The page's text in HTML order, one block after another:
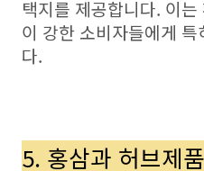
택지를 제공합니다. 이
이 강한 소비자들에게
다.
5. 홍삼과 허브제